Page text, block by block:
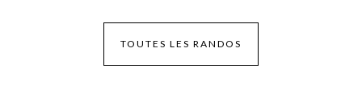
TOUTES LES RANDOS